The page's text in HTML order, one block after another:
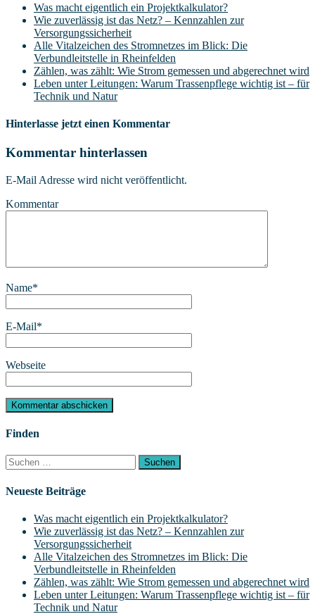
Was macht eigentlich ein Projektkalkulator?
Wie zuverlässig ist das Netz? – Kennzahlen zur
Versorgungssicherheit
Alle Vitalzeichen des Stromnetzes im Blick: Die
Verbundleitstelle in Rheinfelden
Zählen, was zählt: Wie Strom gemessen und abgerechnet wird
Leben unter Leitungen: Warum Trassenpflege wichtig ist – für
Technik und Natur
Hinterlasse jetzt einen Kommentar
Kommentar hinterlassen
E-Mail Adresse wird nicht veröffentlicht.
Kommentar
Name*
E-Mail*
Webseite
Finden
Suchen
nach:
Neueste Beiträge
Was macht eigentlich ein Projektkalkulator?
Wie zuverlässig ist das Netz? – Kennzahlen zur
Versorgungssicherheit
Alle Vitalzeichen des Stromnetzes im Blick: Die
Verbundleitstelle in Rheinfelden
Zählen, was zählt: Wie Strom gemessen und abgerechnet wird
Leben unter Leitungen: Warum Trassenpflege wichtig ist – für
Technik und Natur